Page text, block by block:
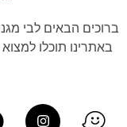
ברוכים הבאים לבי
באתרינו תוכלו